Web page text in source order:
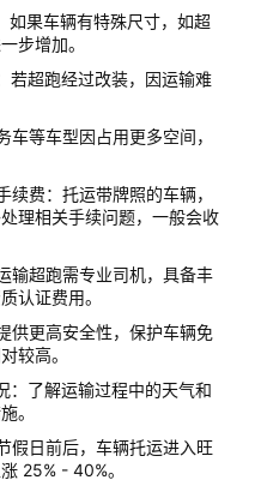
如果车辆有特殊尺寸，如超
步增加。
若超跑经过改装，因运输难
等车型因占用更多空间，
费：托运带牌照的车辆，
理相关手续问题，一般会收
输超跑需专业司机，具备丰
认证费用。
供更高安全性，保护车辆免
较高。
：了解运输过程中的天气和
。
假日前后，车辆托运进入旺
25% - 40%。